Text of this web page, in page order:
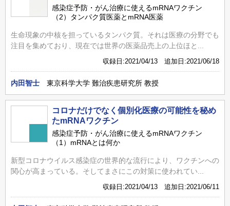
感染症予防・がん治療に使えるmRNAワクチン
（2）タンパク質医薬とmRNA医薬
生命現象の中核を担っているタンパク質。それは医療の分野でも
注目を集めており、現在では世界の医薬品売上の上位ほと...
収録日:2021/04/13 追加日:2021/06/18
内田智士 東京科学大学 難治疾患研究所 教授
コロナだけでなく個別化医療の可能性を秘め
たmRNAワクチン
感染症予防・がん治療に使えるmRNAワクチン
（1）mRNAとは何か
新型コロナウイルス感染症の世界的な流行により、ワクチンへの
関心が高まっている。そしてまさにこの対策に使われてい...
収録日:2021/04/13 追加日:2021/06/11